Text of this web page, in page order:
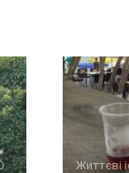
Життєві